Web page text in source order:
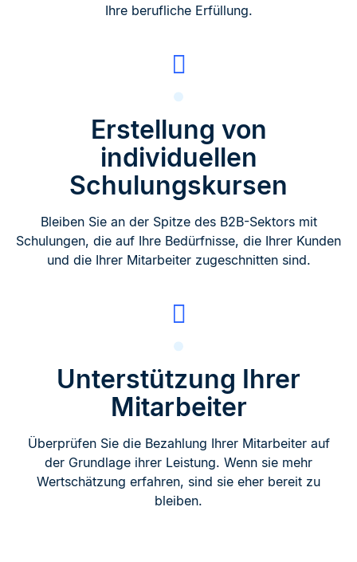
Ihre berufliche Erfüllung.
Erstellung von
individuellen
Schulungskursen
Bleiben Sie an der Spitze des B2B-Sektors mit
Schulungen, die auf Ihre Bedürfnisse, die Ihrer Kunden
und die Ihrer Mitarbeiter zugeschnitten sind.
Unterstützung Ihrer
Mitarbeiter
Überprüfen Sie die Bezahlung Ihrer Mitarbeiter auf
der Grundlage ihrer Leistung. Wenn sie mehr
Wertschätzung erfahren, sind sie eher bereit zu
bleiben.